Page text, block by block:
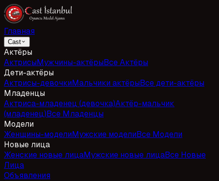
Главная
Cast
Актёры
АктрисыМужчины-актёрыВсе Актёры
Дети-актёры
Актрисы-девочкиМальчики актёрыВсе дети-актёры
Младенцы
Актриса-младенец (девочка)Актёр-мальчик
(младенец)Все Младенцы
Модели
Женщины-моделиМужские моделиВсе Модели
Новые лица
Женские новые лицаМужские новые лицаВсе Новые
Лица
Объявления